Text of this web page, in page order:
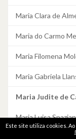
Maria Clara de
Maria do Carmo
Maria Filomena
Maria Gabriela
Maria Judite de
Maria Luisa
Este site utiliza cookies.